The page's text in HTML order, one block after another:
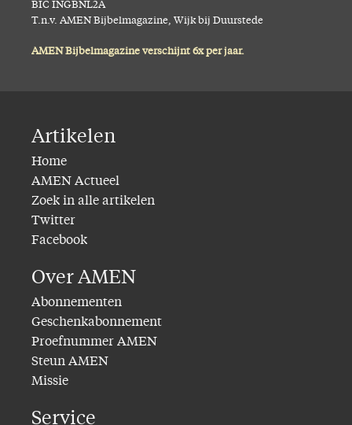
BIC INGBNL2A
T.n.v. AMEN Bijbelmagazine, Wijk bij Duurstede
AMEN Bijbelmagazine verschijnt 6x per jaar.
Artikelen
Home
AMEN Actueel
Zoek in alle artikelen
Twitter
Facebook
Over AMEN
Abonnementen
Geschenkabonnement
Proefnummer AMEN
Steun AMEN
Missie
Service